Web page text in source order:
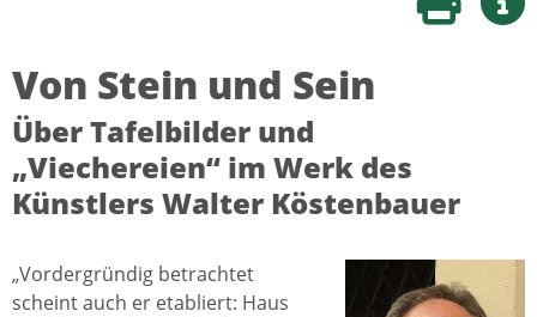
Seite
Von Stein und Sein
Über Tafelbilder und
„Viechereien“ im Werk des
Künstlers Walter Köstenbauer
„Vordergründig betrachtet
scheint auch er etabliert: Haus